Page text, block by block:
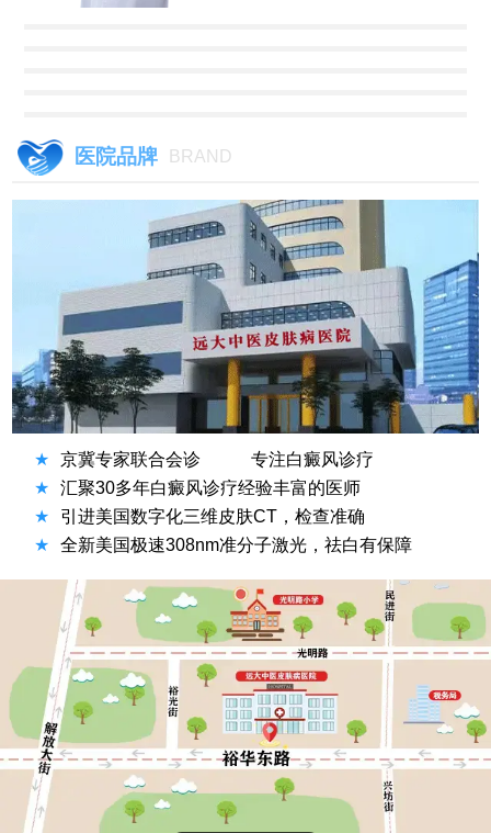
医院品牌 BRAND
★ 京冀专家联合会诊
专注白癜风诊疗
★
汇聚30多年白癜风诊疗经验丰富的医师
★
引进美国数字化三维皮肤CT，检查准确
★
全新美国极速308nm准分子激光，祛白有保障